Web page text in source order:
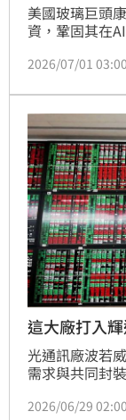
美國玻璃巨頭
資，鞏固其在
化CPO封裝，
紛紛切入TGV
也受惠轉型。
加工技術已成
2026/07/01 03:00
這大廠打入
光通訊廠波若
需求與共同封
酵，但因近期
2026/06/29 02:00